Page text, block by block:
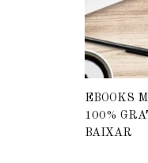
EBOOKS
100%
BAIXAR